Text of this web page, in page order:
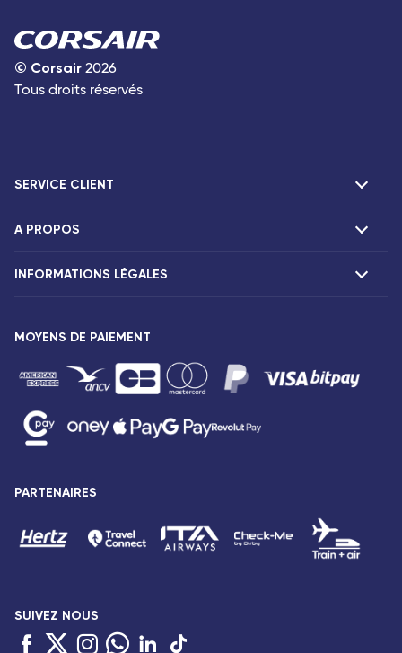
© Corsair 2026
Tous droits réservés
SUIVEZ NOUS
SERVICE CLIENT
F.A.Q et contacts
A PROPOS
Présentation
Communiqués de presse
Conditions tarifaires
Droits des passagers
Conditions générales de vente
Plan du site
INFORMATIONS LÉGALES
MOYENS DE PAIEMENT
PARTENAIRES